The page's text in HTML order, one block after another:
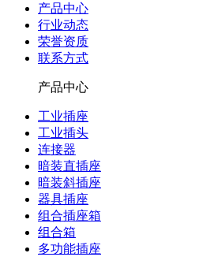
产品中心
行业动态
荣誉资质
联系方式
产品中心
工业插座
工业插头
连接器
暗装直插座
暗装斜插座
器具插座
组合插座箱
组合箱
多功能插座